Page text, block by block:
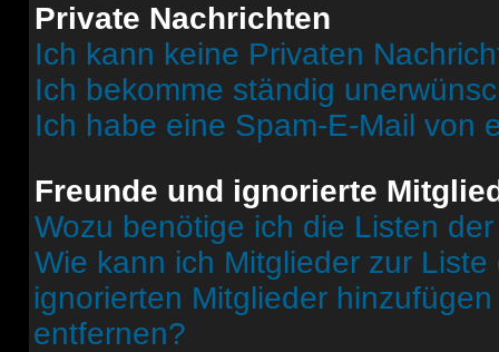
Private Nachrichten
Ich kann keine Privaten
Ich bekomme ständig
Ich habe eine Spam-E-Mail von
Freunde und ignorierte
Wozu benötige ich die Listen
Wie kann ich Mitglieder zur
ignorierten Mitglieder
entfernen?